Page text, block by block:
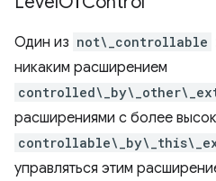
Один из not\_controllable
никаким расширением
расширениями с более
управляться этим